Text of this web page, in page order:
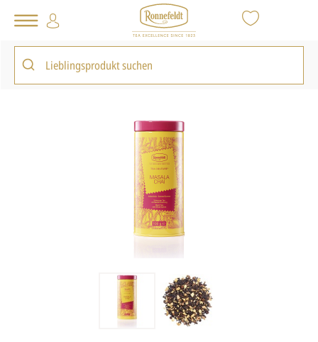
Tee Shop Loser Tee Chai
Tea Couture® Masala Chai
zurück zur Artikelübersicht